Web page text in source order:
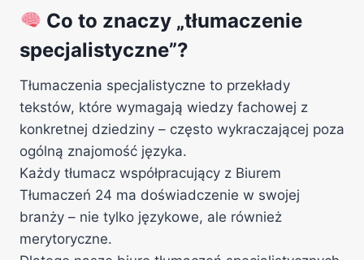
Co to znaczy „tłumaczenie
specjalistyczne”?
Tłumaczenia specjalistyczne to przekłady
tekstów, które wymagają wiedzy fachowej z
konkretnej dziedziny – często wykraczającej poza
ogólną znajomość języka.
Każdy tłumacz współpracujący z Biurem
Tłumaczeń 24 ma doświadczenie w swojej
branży – nie tylko językowe, ale również
merytoryczne.